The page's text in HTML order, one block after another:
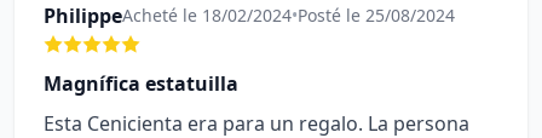
PhilippeAcheté le 18/02/2024•Posté le 25/08/2024
Magnífica estatuilla
Esta Cenicienta era para un regalo. La persona